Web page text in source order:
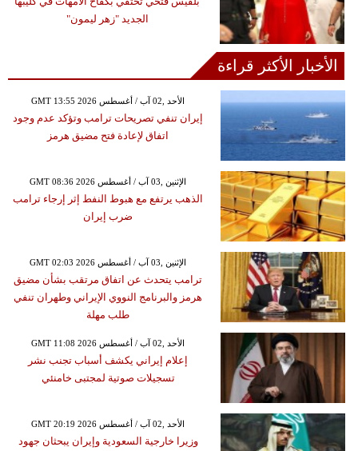
الجديد "زهر ليمون"
الأخبار الأكثر قراءة
GMT 13:55 2026 الأحد ,02 آب / أغسطس
إيران تنفي تصريحات ترامب وتؤكد عدم وجود
اتفاق لإعادة فتح مضيق هرمز
GMT 08:36 2026 الإثنين ,03 آب / أغسطس
الذهب يرتفع مع هبوط النفط إثر إرجاء ترامب
ضرب إيران
GMT 02:03 2026 الإثنين ,03 آب / أغسطس
ترامب يتحدث عن اتفاق مرتقب بشأن مضيق
هرمز والبرنامج النووي الإيراني وطهران تنفي
طلب مهلة
GMT 11:08 2026 الأحد ,02 آب / أغسطس
إعلام إيراني يكشف أسباب تجنب نشر
تسجيلات صوتية لمجتبى خامنئي
GMT 20:19 2026 الأحد ,02 آب / أغسطس
وزيرا خارجية السعودية وإيران يبحثان جهود